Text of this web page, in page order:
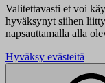
Valitettavasti et voi
hyväksynyt siihen
napsauttamalla alla
Hyväksy evästeitä